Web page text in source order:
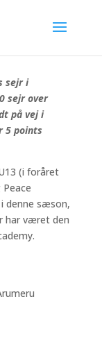
blev sat ind af
sejr i
sejr over
på vej i
5 points
(i foråret
i denne sæson,
har været den